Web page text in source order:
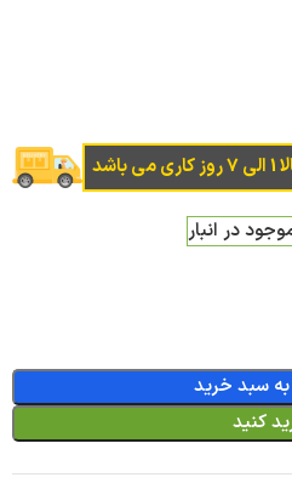
در انبار
سبد خرید
کنید